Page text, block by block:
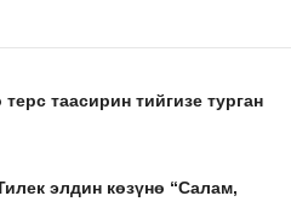
таасирин тийгизе турган
элдин көзүнө “Салам,